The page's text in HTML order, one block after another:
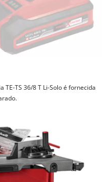
owner needs to setup
CMP to add this content
technologies used.
Usercentrics Consent
TS 36/8 T Li-Solo é fornecida